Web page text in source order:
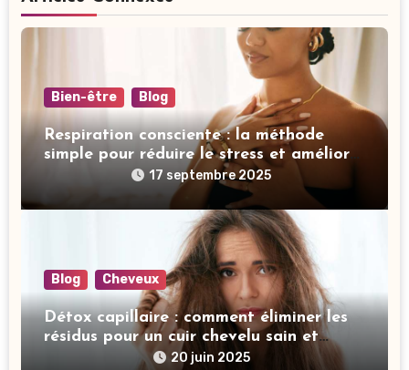
Bien-être Blog
Respiration consciente : la méthode
simple pour réduire le stress et améliorer
votre sommeil17 septembre 2025
Blog Cheveux
Détox capillaire : comment éliminer les
résidus pour un cuir chevelu sain et
20 juin 2025